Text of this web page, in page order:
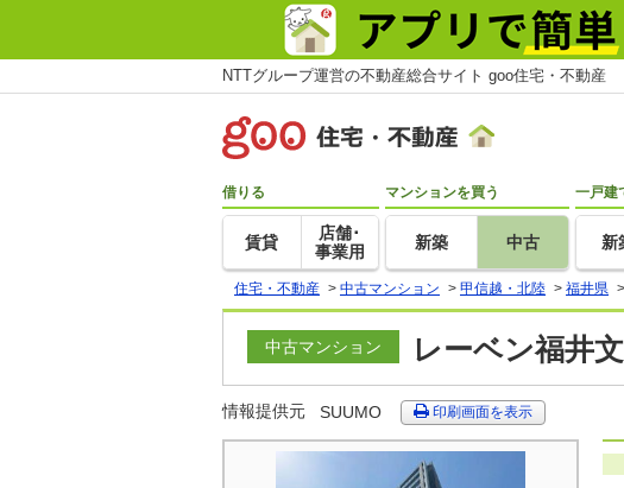
NTTグループ運営の不動産総合サイト goo住宅・不動産
借りる
賃貸
店舗･
事業用
マンションを買う
新築 中古
一戸建
新
住宅・不動産 > 中古マンション > 甲信越・北陸 > 福井県 >
中古マンション レーベン福井
情報提供元 SUUMO 印刷画面を表示